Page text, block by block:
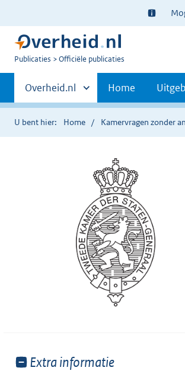
Ter
U
Publicaties Officiële publicaties
Primaire
navigatie
Andere
sites
binnen
Overheid.nl Home
U bent hier: Home Kamervragen zonder
Toon
Extra informatie